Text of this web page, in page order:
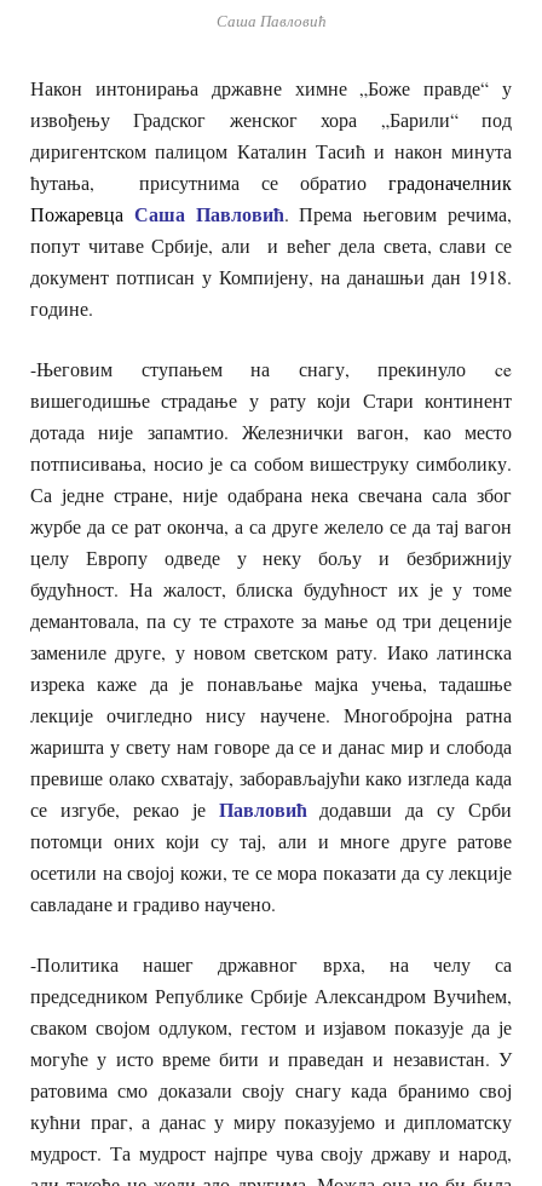
Саша Павловић
Након интонирања државне химне „Боже правде“ у
извођењу Градског женског хора „Барили“ под
диригентском палицом Каталин Тасић и након минута
ћутања, присутнима се обратио градоначелник
Пожаревца Саша Павловић. Према његовим речима,
попут читаве Србије, али и већег дела света, слави се
документ потписан у Компијену, на данашњи дан 1918.
године.
-Његовим ступањем на снагу, прекинуло ce
вишегодишње страдање у рату који Стари континент
дотада није запамтио. Железнички вагон, као место
потписивања, носио је са собом вишеструку симболику.
Са једне стране, није одабрана нека свечана сала због
журбе да се рат оконча, а са друге желело се да тај вагон
целу Европу одведе у неку бољу и безбрижнију
будућност. На жалост, блиска будућност их је у томе
демантовала, па су те страхоте за мање од три деценије
замениле друге, у новом светском рату. Иако латинска
изрека каже да је понављање мајка учења, тадашње
лекције очигледно нису научене. Многобројна ратна
жаришта у свету нам говоре да се и данас мир и слобода
превише олако схватају, заборављајући како изгледа када
се изгубе, рекао је Павловић додавши да су Срби
потомци оних који су тај, али и многе друге ратове
осетили на својој кожи, те се мора показати да су лекције
савладане и градиво научено.
-Политика нашег државног врха, на челу са
председником Републике Србије Александром Вучићем,
сваком својом одлуком, гестом и изјавом показује да је
могуће у исто време бити и праведан и независтан. У
ратовима смо доказали своју снагу када бранимо свој
кућни праг, а данас у миру показујемо и дипломатску
мудрост. Та мудрост најпре чува своју државу и народ,